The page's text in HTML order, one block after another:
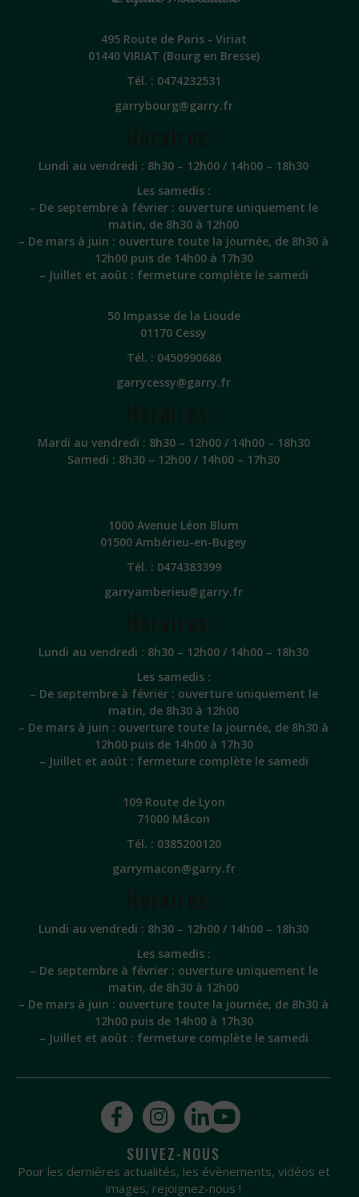
495 Route de Paris - Viriat
01440 VIRIAT (Bourg en Bresse)
Tél. : 0474232531
garrybourg@garry.fr
Lundi au vendredi : 8h30 – 12h00 / 14h00 – 18h30
Les samedis :
– De septembre à février : ouverture uniquement le
matin, de 8h30 à 12h00
– De mars à juin : ouverture toute la journée, de 8h30 à
12h00 puis de 14h00 à 17h30
– Juillet et août : fermeture complète le samedi
50 Impasse de la Lioude
01170 Cessy
Tél. : 0450990686
garrycessy@garry.fr
Mardi au vendredi : 8h30 – 12h00 / 14h00 – 18h30
Samedi : 8h30 – 12h00 / 14h00 – 17h30
1000 Avenue Léon Blum
01500 Ambérieu-en-Bugey
Tél. : 0474383399
garryamberieu@garry.fr
Lundi au vendredi : 8h30 – 12h00 / 14h00 – 18h30
Les samedis :
– De septembre à février : ouverture uniquement le
matin, de 8h30 à 12h00
– De mars à juin : ouverture toute la journée, de 8h30 à
12h00 puis de 14h00 à 17h30
– Juillet et août : fermeture complète le samedi
109 Route de Lyon
71000 Mâcon
Tél. : 0385200120
garrymacon@garry.fr
Lundi au vendredi : 8h30 – 12h00 / 14h00 – 18h30
Les samedis :
– De septembre à février : ouverture uniquement le
matin, de 8h30 à 12h00
– De mars à juin : ouverture toute la journée, de 8h30 à
12h00 puis de 14h00 à 17h30
– Juillet et août : fermeture complète le samedi
SUIVEZ-NOUS
Pour les dernières actualités, les évènements, vidéos et
images, rejoignez-nous !